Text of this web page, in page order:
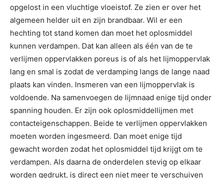
opgelost in een vluchtige vloeistof. Ze zien er over het
algemeen helder uit en zijn brandbaar. Wil er een
hechting tot stand komen dan moet het oplosmiddel
kunnen verdampen. Dat kan alleen als één van de te
verlijmen oppervlakken poreus is of als het lijmoppervlak
lang en smal is zodat de verdamping langs de lange naad
plaats kan vinden. Insmeren van een lijmoppervlak is
voldoende. Na samenvoegen de lijmnaad enige tijd onder
spanning houden. Er zijn ook oplosmiddellijmen met
contacteigenschappen. Beide te verlijmen oppervlakken
moeten worden ingesmeerd. Dan moet enige tijd
gewacht worden zodat het oplosmiddel tijd krijgt om te
verdampen. Als daarna de onderdelen stevig op elkaar
worden gedrukt, is direct een niet meer te verschuiven